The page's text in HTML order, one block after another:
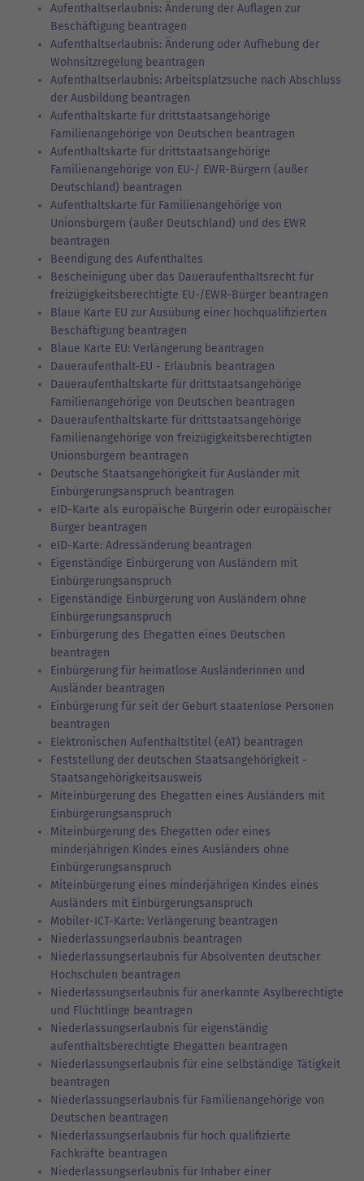
Aufenthaltserlaubnis: Änderung der Auflagen zur
Beschäftigung beantragen
Aufenthaltserlaubnis: Änderung oder Aufhebung der
Wohnsitzregelung beantragen
Aufenthaltserlaubnis: Arbeitsplatzsuche nach Abschluss
der Ausbildung beantragen
Aufenthaltskarte für drittstaatsangehörige
Familienangehörige von Deutschen beantragen
Aufenthaltskarte für drittstaatsangehörige
Familienangehörige von EU-/ EWR-Bürgern (außer
Deutschland) beantragen
Aufenthaltskarte für Familienangehörige von
Unionsbürgern (außer Deutschland) und des EWR
beantragen
Beendigung des Aufenthaltes
Bescheinigung über das Daueraufenthaltsrecht für
freizügigkeitsberechtigte EU-/EWR-Bürger beantragen
Blaue Karte EU zur Ausübung einer hochqualifizierten
Beschäftigung beantragen
Blaue Karte EU: Verlängerung beantragen
Daueraufenthalt-EU - Erlaubnis beantragen
Daueraufenthaltskarte für drittstaatsangehörige
Familienangehörige von Deutschen beantragen
Daueraufenthaltskarte für drittstaatsangehörige
Familienangehörige von freizügigkeitsberechtigten
Unionsbürgern beantragen
Deutsche Staatsangehörigkeit für Ausländer mit
Einbürgerungsanspruch beantragen
eID-Karte als europäische Bürgerin oder europäischer
Bürger beantragen
eID-Karte: Adressänderung beantragen
Eigenständige Einbürgerung von Ausländern mit
Einbürgerungsanspruch
Eigenständige Einbürgerung von Ausländern ohne
Einbürgerungsanspruch
Einbürgerung des Ehegatten eines Deutschen
beantragen
Einbürgerung für heimatlose Ausländerinnen und
Ausländer beantragen
Einbürgerung für seit der Geburt staatenlose Personen
beantragen
Elektronischen Aufenthaltstitel (eAT) beantragen
Feststellung der deutschen Staatsangehörigkeit -
Staatsangehörigkeitsausweis
Miteinbürgerung des Ehegatten eines Ausländers mit
Einbürgerungsanspruch
Miteinbürgerung des Ehegatten oder eines
minderjährigen Kindes eines Ausländers ohne
Einbürgerungsanspruch
Miteinbürgerung eines minderjährigen Kindes eines
Ausländers mit Einbürgerungsanspruch
Mobiler-ICT-Karte: Verlängerung beantragen
Niederlassungserlaubnis beantragen
Niederlassungserlaubnis für Absolventen deutscher
Hochschulen beantragen
Niederlassungserlaubnis für anerkannte Asylberechtigte
und Flüchtlinge beantragen
Niederlassungserlaubnis für eigenständig
aufenthaltsberechtigte Ehegatten beantragen
Niederlassungserlaubnis für eine selbständige Tätigkeit
beantragen
Niederlassungserlaubnis für Familienangehörige von
Deutschen beantragen
Niederlassungserlaubnis für hoch qualifizierte
Fachkräfte beantragen
Niederlassungserlaubnis für Inhaber einer